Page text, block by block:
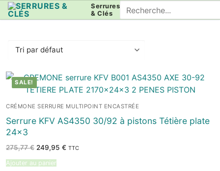
Aller
au
Serrures
& Clés
Rechercher
:
SALE!
CRÉMONE SERRURE MULTIPOINT ENCASTRÉE
Serrure KFV AS4350 30/92 à pistons Tétière plate
24×3
275,77€ Le
initial
était :
249,95 €Le
TTC
Ajouter au panier